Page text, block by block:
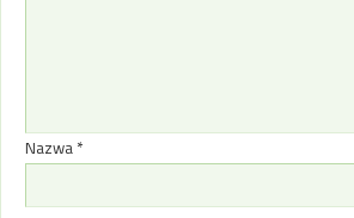
Nazwa *